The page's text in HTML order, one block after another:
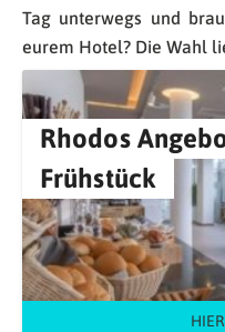
Tag unterwegs und
eurem Hotel? Die Wahl
Rhodos
Frühstück